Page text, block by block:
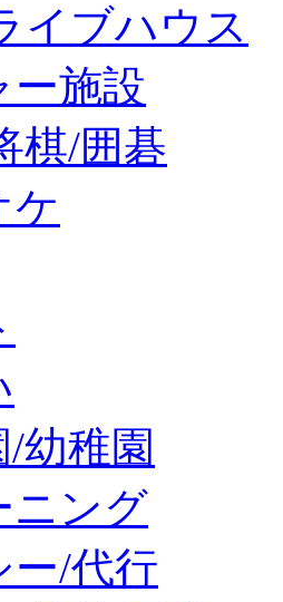
イブハウス
ー施設
棋/囲碁
ケ
幼稚園
ニング
ー/代行